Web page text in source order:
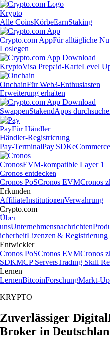
Krypto
Alle CoinsKörbeEarnStaking
Crypto.com AppFür alltägliche
Loslegen
KryptoVisa Prepaid-KarteLevel
OnchainFür Web3-Enthusiasten
Erweiterung erhalten
SwappenStakendApps
PayFür Händler
Händler-Registrierung
Pay-TerminalPay SDK
CronosEVM-kompatible Layer 1
Cronos entdecken
Cronos PoSCronos EVMCronos
Erkunden
AffiliateInstitutionenVerwahrung
Crypto.com
Über
unsUnternehmensnachrichten
icherheitLizenzen & Registrierung
Entwickler
Cronos PoSCronos EVMCronos
SDKMCP ServersTrading Skill
Lernen
LernenBitcoinForschungMarkt-
KRYPTO
Zuverlässiger
Broker in